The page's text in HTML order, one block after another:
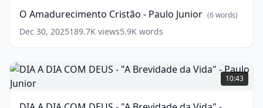
Paulo
Junior ( 6
O Amadurecimento Cristão - Paulo Junior (6words)
Dec 30, 2025189.7K views5.9K words
DIA
A
DIA
10:43